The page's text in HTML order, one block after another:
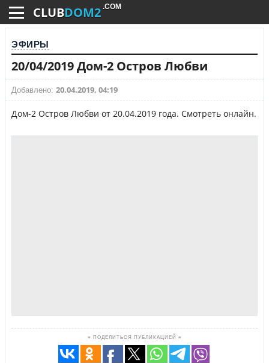
CLUBDOM2 .COM
ЭФИРЫ
20/04/2019 Дом-2 Остров Любви
Добавлено: 20.04.2019, 04:19
Дом-2 Остров Любви от 20.04.2019 года. Смотреть онлайн.
≡ ПОДЕЛИТЬСЯ ПУБЛИКАЦИЕЙ ≡